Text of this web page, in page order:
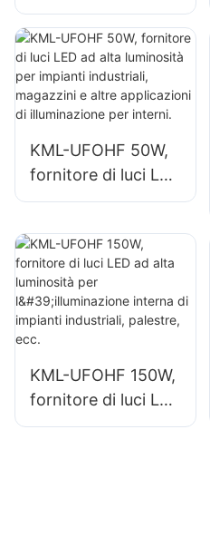
luminosità KML-
HB52 da 100 W per
spazi interni quali
capannoni
industriali e
KML-UFOHF 50W,
fornitore di luci LED
ad alta luminosità
industriali,
magazzini e altre
applicazioni di
illuminazione per
interni.
KML-UFOHF 150W,
fornitore di luci LED
ad alta luminosità